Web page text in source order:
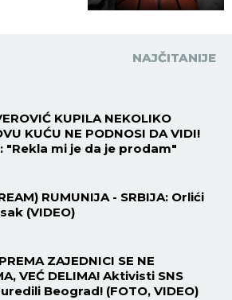
NAJČITANIJE
KUPILA NEKOLIKO
KUĆU NE PODNOSI DA VIDI!
"Rekla mi je da je prodam"
RUMUNIJA - SRBIJA: Orlići
(VIDEO)
ZAJEDNICI SE NE
VEĆ DELIMA! Aktivisti SNS
Beograd! (FOTO, VIDEO)